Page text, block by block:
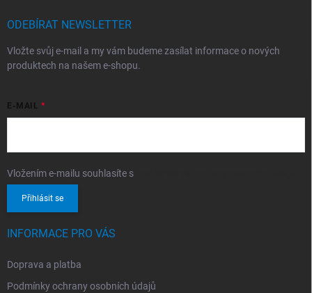
ODEBÍRAT NEWSLETTER
Vložte svůj e-mail a my vám budeme zasílat informace o nových
produktech na našem e-shopu.
E-MAIL
Vložením e-mailu souhlasíte s
Přihlásit se
INFORMACE PRO VÁS
Doprava a platba
Podmínky ochrany osobních údajů